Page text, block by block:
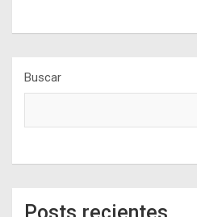
Buscar